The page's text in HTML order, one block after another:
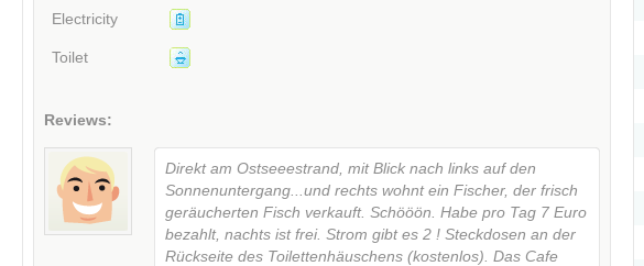
Electricity
Toilet
Reviews:
Direkt am Ostseeestrand, mit Blick nach links auf den
Sonnenuntergang...und rechts wohnt ein Fischer, der frisch
geräucherten Fisch verkauft. Schööön. Habe pro Tag 7 Euro
bezahlt, nachts ist frei. Strom gibt es 2 ! Steckdosen an der
Rückseite des Toilettenhäuschens (kostenlos). Das Cafe